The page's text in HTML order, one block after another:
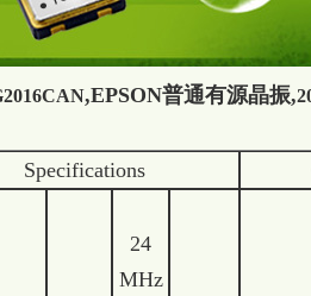
,EPSON普通有源晶振,
Specifications
24
MHz